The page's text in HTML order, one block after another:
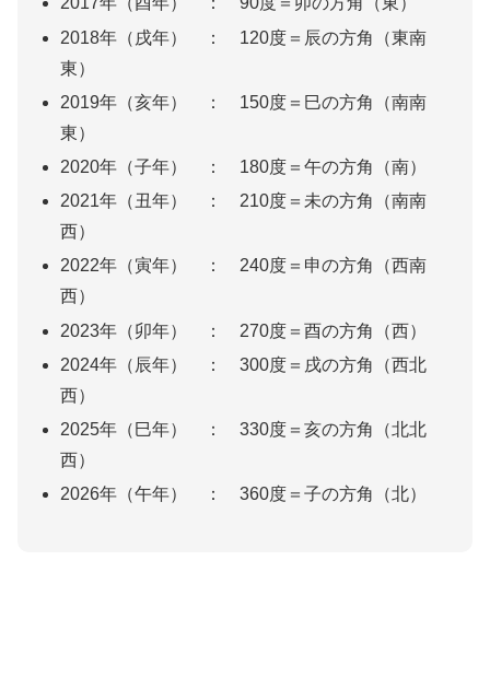
2018年（戌年） ： 120度＝辰の方角（東南
東）
2019年（亥年） ： 150度＝巳の方角（南南
東）
2020年（子年） ： 180度＝午の方角（南）
2021年（丑年） ： 210度＝未の方角（南南
西）
2022年（寅年） ： 240度＝申の方角（西南
西）
2023年（卯年） ： 270度＝酉の方角（西）
2024年（辰年） ： 300度＝戌の方角（西北
西）
2025年（巳年） ： 330度＝亥の方角（北北
西）
2026年（午年） ： 360度＝子の方角（北）